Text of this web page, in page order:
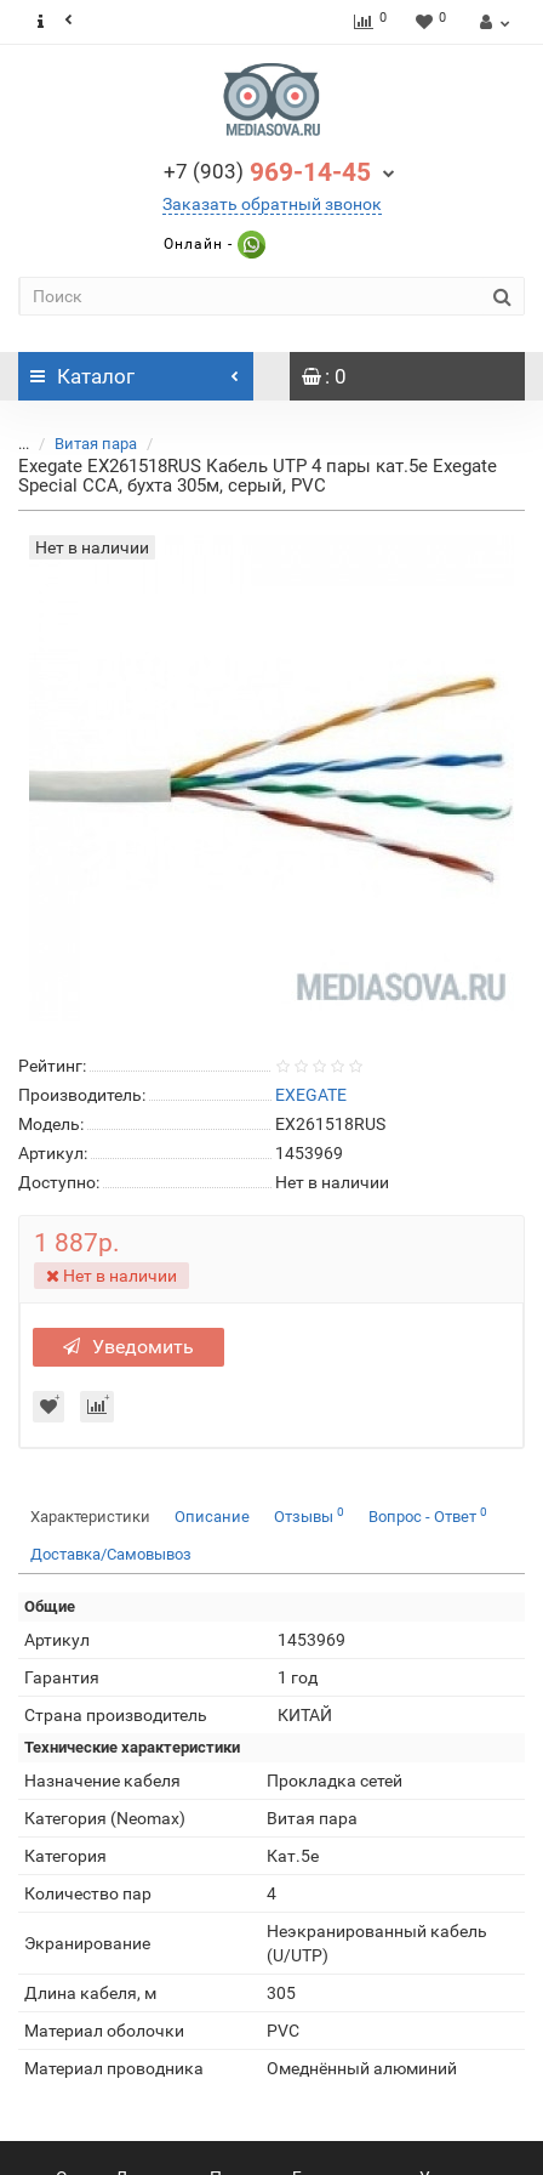
0 0
+7 (903) 969-14-45
Заказать обратный звонок
Онлайн -
Каталог : 0
... Витая пара
Exegate EX261518RUS Кабель UTP 4 пары кат.5e Exegate
Special CCA, бухта 305м, серый, PVC
Нет в наличии
Рейтинг:
Производитель:
EXEGATE
Модель:
EX261518RUS
Артикул:
1453969
Доступно:
Нет в наличии
1 887р.
Нет в наличии
Уведомить
Характеристики Описание Отзывы 0 Вопрос - Ответ 0
Доставка/Самовывоз
Общие
Артикул
1453969
Гарантия
1 год
Страна производитель
КИТАЙ
Технические характеристики
Назначение кабеля
Прокладка сетей
Категория (Neomax)
Витая пара
Категория
Кат.5e
Количество пар
4
Экранирование
Неэкранированный кабель
(U/UTP)
Длина кабеля, м
305
Материал оболочки
PVC
Материал проводника
Омеднённый алюминий